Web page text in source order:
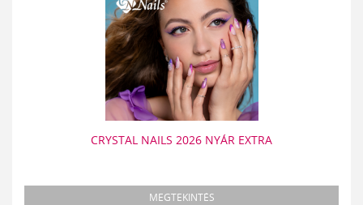
CRYSTAL NAILS 2026 NYÁR EXTRA
MEGTEKINTÉS